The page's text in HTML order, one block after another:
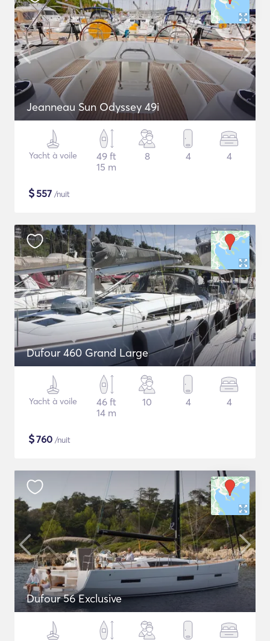
Jeanneau Sun Odyssey 49i
Yacht à voile
49 ft
15 m
8 4 4
$557 /nuit
Dufour 460 Grand Large
Yacht à voile
46 ft
14 m
10 4 4
$760 /nuit
Dufour 56 Exclusive